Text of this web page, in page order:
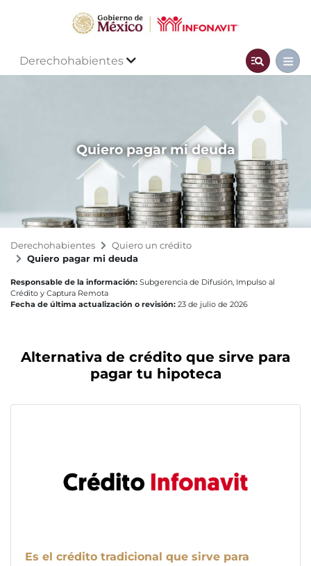
Derechohabientes
Quiero pagar mi deuda
Derechohabientes
Quiero un crédito
Quiero pagar mi deuda
Responsable de la información: Subgerencia de Difusión, Impulso al
Crédito y Captura Remota
Fecha de última actualización o revisión: 23 de julio de 2026
Alternativa de crédito que sirve para
pagar tu hipoteca
Es el crédito tradicional que sirve para